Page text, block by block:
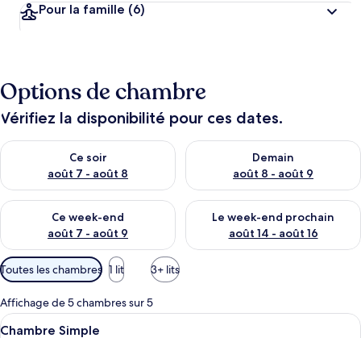
Pour la famille (6)
Options de chambre
Vérifiez la disponibilité pour ces dates.
Ce soir
août 7 - août 8
Vérifier la disponibilité pour ce soir août 7 - août 8
Demain
août 8 - août 9
Vérifier la disponibilité pour
Ce week-end
août 7 - août 9
Vérifier la disponibilité pour ce week-end août 7 - août 9
Le week-end prochain
août 14 - août 16
Vérifier la disponibilité pour
Filtres
disponibles
pour
les
chambres
Toutes les chambres 1 lit 3+ lits
Affichage de 5 chambres sur 5
Afficher
Une petite chambre avec un lit
6
Chambre Simple